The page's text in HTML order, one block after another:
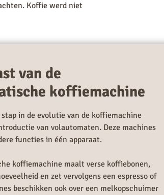
Koffie werd niet
van de
koffiemachine
in de evolutie van de koffiemachine
van volautomaten. Deze machines
functies in één apparaat.
koffiemachine maalt verse koffiebonen,
en zet vervolgens een espresso of
beschikken ook over een melkopschuimer